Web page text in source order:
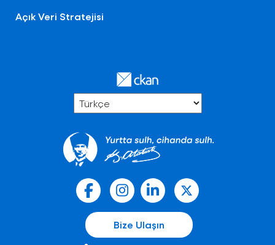
Açık Veri Stratejisi
Bize Ulaşın